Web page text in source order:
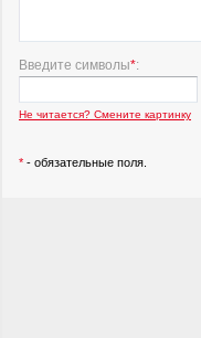
Введите символы*:
Не читается? Смените картинку
* - обязательные поля.